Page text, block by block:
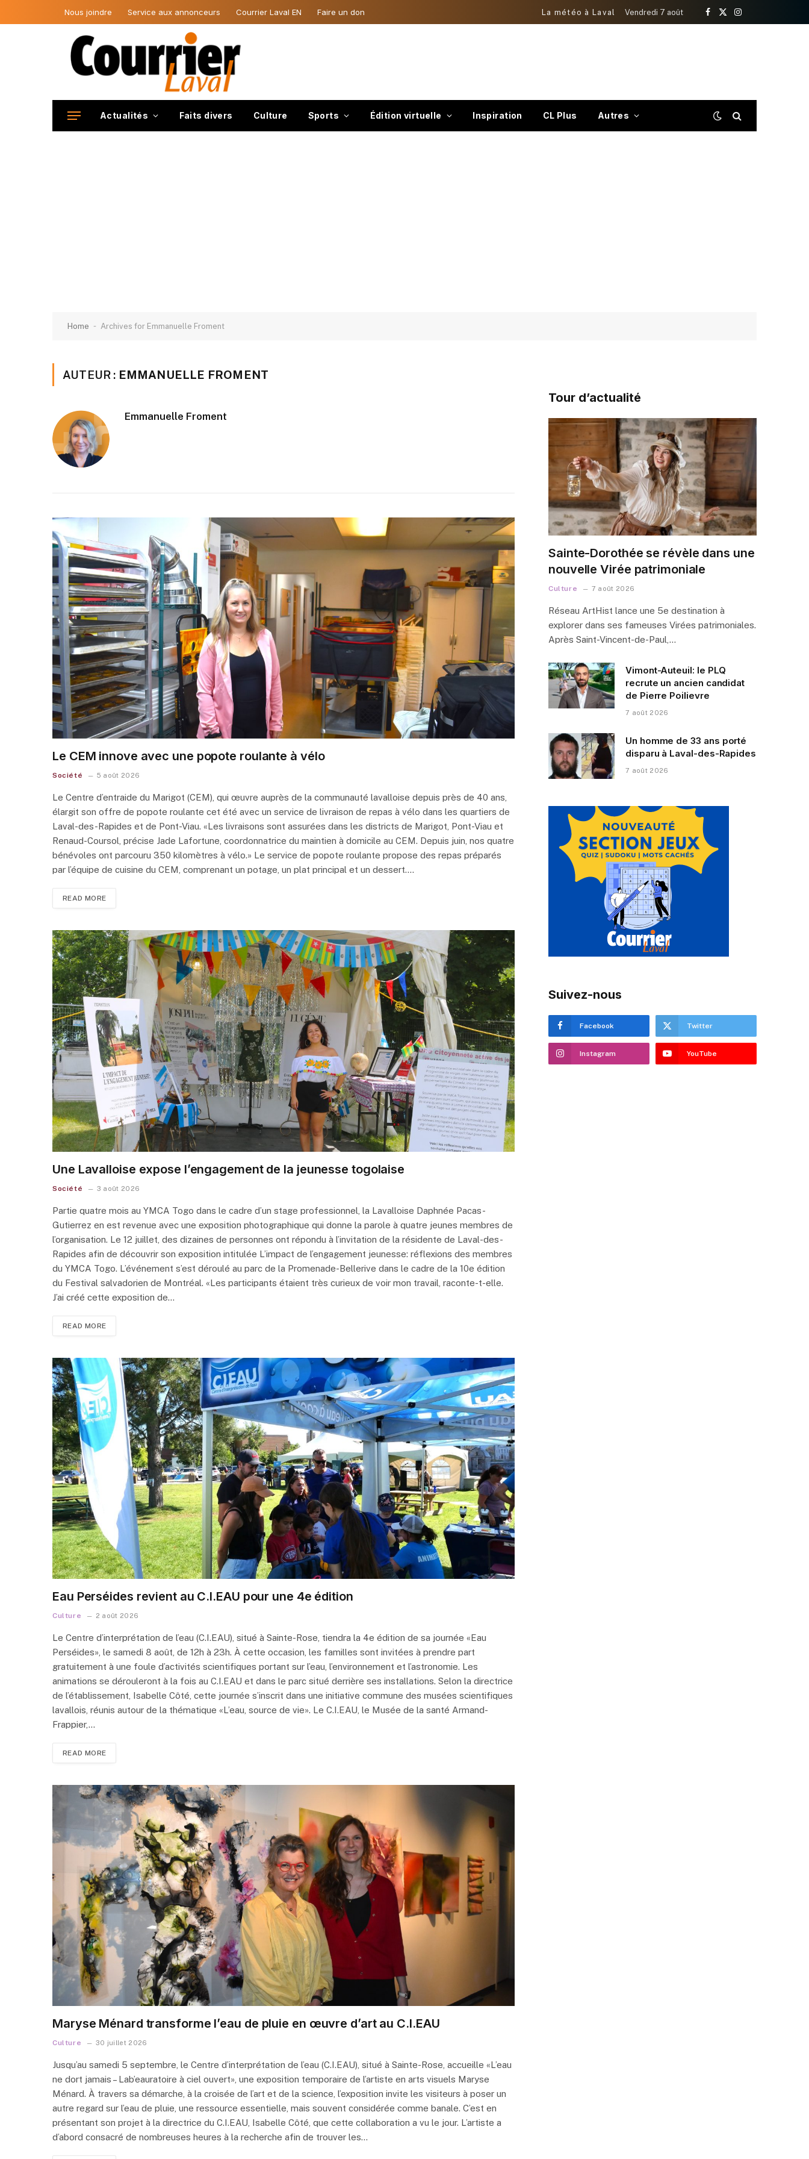
Nous joindre Service aux annonceurs Courrier Laval EN Faire un don La météo à Laval Vendredi 7 août
Facebook
X
Instagram
Actualités Faits divers Culture Sports Édition virtuelle Inspiration CL Plus Autres
Home - Archives for Emmanuelle Froment
AUTEUR : EMMANUELLE FROMENT
Emmanuelle Froment
Le CEM innove avec une popote roulante à vélo
Société 5 août 2026
Le Centre d’entraide du Marigot (CEM), qui œuvre auprès de la communauté lavalloise depuis près de 40 ans,
élargit son offre de popote roulante cet été avec un service de livraison de repas à vélo dans les quartiers de
Laval-des-Rapides et de Pont-Viau. «Les livraisons sont assurées dans les districts de Marigot, Pont-Viau et
Renaud-Coursol, précise Jade Lafortune, coordonnatrice du maintien à domicile au CEM. Depuis juin, nos quatre
bénévoles ont parcouru 350 kilomètres à vélo.» Le service de popote roulante propose des repas préparés
par l’équipe de cuisine du CEM, comprenant un potage, un plat principal et un dessert.…
READ MORE
Une Lavalloise expose l’engagement de la jeunesse togolaise
Société 3 août 2026
Partie quatre mois au YMCA Togo dans le cadre d’un stage professionnel, la Lavalloise Daphnée Pacas-
Gutierrez en est revenue avec une exposition photographique qui donne la parole à quatre jeunes membres de
l’organisation. Le 12 juillet, des dizaines de personnes ont répondu à l’invitation de la résidente de Laval-des-
Rapides afin de découvrir son exposition intitulée L’impact de l’engagement jeunesse: réflexions des membres
du YMCA Togo. L’événement s’est déroulé au parc de la Promenade-Bellerive dans le cadre de la 10e édition
du Festival salvadorien de Montréal. «Les participants étaient très curieux de voir mon travail, raconte-t-elle.
J’ai créé cette exposition de…
READ MORE
Eau Perséides revient au C.I.EAU pour une 4e édition
Culture 2 août 2026
Le Centre d’interprétation de l’eau (C.I.EAU), situé à Sainte-Rose, tiendra la 4e édition de sa journée «Eau
Perséides», le samedi 8 août, de 12h à 23h. À cette occasion, les familles sont invitées à prendre part
gratuitement à une foule d’activités scientifiques portant sur l’eau, l’environnement et l’astronomie. Les
animations se dérouleront à la fois au C.I.EAU et dans le parc situé derrière ses installations. Selon la directrice
de l’établissement, Isabelle Côté, cette journée s’inscrit dans une initiative commune des musées scientifiques
lavallois, réunis autour de la thématique «L’eau, source de vie». Le C.I.EAU, le Musée de la santé Armand-
Frappier,…
READ MORE
Maryse Ménard transforme l’eau de pluie en œuvre d’art au C.I.EAU
Culture 30 juillet 2026
Jusqu’au samedi 5 septembre, le Centre d’interprétation de l’eau (C.I.EAU), situé à Sainte-Rose, accueille «L’eau
ne dort jamais – Lab’eauratoire à ciel ouvert», une exposition temporaire de l’artiste en arts visuels Maryse
Ménard. À travers sa démarche, à la croisée de l’art et de la science, l’exposition invite les visiteurs à poser un
autre regard sur l’eau de pluie, une ressource essentielle, mais souvent considérée comme banale. C’est en
présentant son projet à la directrice du C.I.EAU, Isabelle Côté, que cette collaboration a vu le jour. L’artiste a
d’abord consacré de nombreuses heures à la recherche afin de trouver les…
Tour d’actualité
Sainte-Dorothée se révèle dans une
nouvelle Virée patrimoniale
Culture 7 août 2026
Réseau ArtHist lance une 5e destination à
explorer dans ses fameuses Virées patrimoniales.
Après Saint-Vincent-de-Paul,…
Vimont-Auteuil: le PLQ
recrute un ancien candidat
de Pierre Poilievre
7 août 2026
Un homme de 33 ans porté
disparu à Laval-des-Rapides
7 août 2026
Suivez-nous
Facebook Twitter
Instagram YouTube